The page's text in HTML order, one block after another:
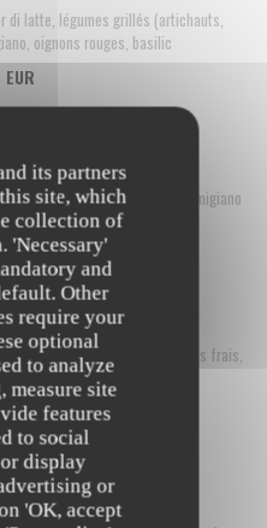
its partners
site, which
collection of
'Necessary'
and
Other
require your
optional
to analyze
measure site
features
to social
display
or
'OK, accept
di latte, légumes grillés (artichauts,
oignons rouges, basilic
(V)
Gorgonzola, Taleggio, Parmigiano
jambon blanc, champignons frais,
olives